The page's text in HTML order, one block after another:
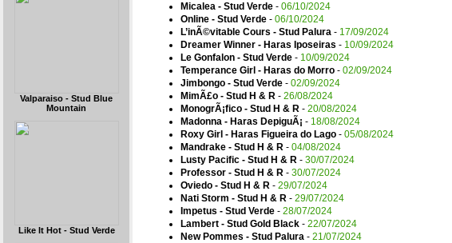
Valparaiso - Stud Blue
Mountain
Like It Hot - Stud Verde
Micalea - Stud Verde - 06/10/2024
Online - Stud Verde - 06/10/2024
L’inÃ©vitable Cours - Stud Palura - 17/09/2024
Dreamer Winner - Haras Iposeiras - 10/09/2024
Le Gonfalon - Stud Verde - 10/09/2024
Temperance Girl - Haras do Morro - 02/09/2024
Jimbongo - Stud Verde - 02/09/2024
MimÃ£o - Stud H & R - 26/08/2024
MonogrÃ¡fico - Stud H & R - 20/08/2024
Madonna - Haras DepiguÃ¡ - 18/08/2024
Roxy Girl - Haras Figueira do Lago - 05/08/2024
Mandrake - Stud H & R - 04/08/2024
Lusty Pacific - Stud H & R - 30/07/2024
Professor - Stud H & R - 30/07/2024
Oviedo - Stud H & R - 29/07/2024
Nati Storm - Stud H & R - 29/07/2024
Impetus - Stud Verde - 28/07/2024
Lambert - Stud Gold Black - 22/07/2024
New Pommes - Stud Palura - 21/07/2024